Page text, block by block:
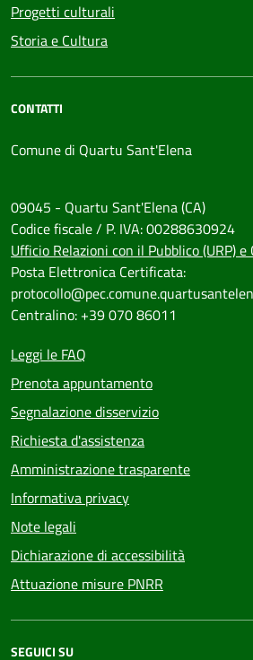
Progetti culturali
Storia e Cultura
CONTATTI
Comune di Quartu Sant'Elena
09045 - Quartu Sant'Elena (CA)
Codice fiscale / P. IVA: 00288630924
Ufficio Relazioni con il Pubblico (URP)
Posta Elettronica Certificata:
Centralino: +39 070 86011
Leggi le FAQ
Prenota appuntamento
Segnalazione disservizio
Richiesta d'assistenza
Amministrazione trasparente
Informativa privacy
Note legali
Dichiarazione di accessibilità
Attuazione misure PNRR
SEGUICI SU